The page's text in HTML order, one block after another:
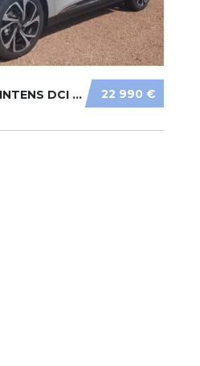
22 990 €
RENAULT SCENIC IV INTENS DCI 110